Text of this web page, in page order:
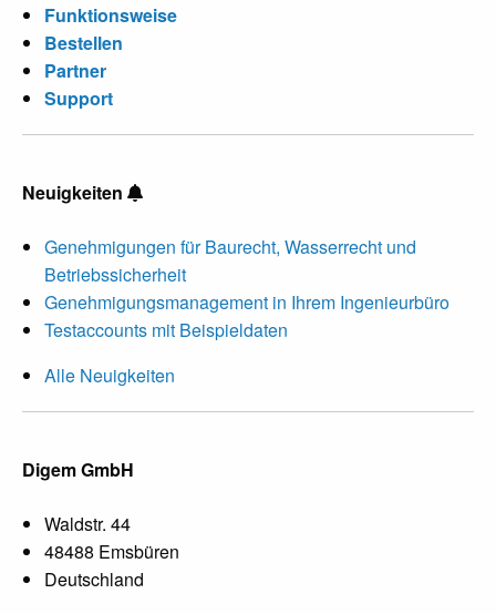
Funktionsweise
Bestellen
Partner
Support
Neuigkeiten
Genehmigungen für Baurecht, Wasserrecht und
Betriebssicherheit
Genehmigungsmanagement in Ihrem Ingenieurbüro
Testaccounts mit Beispieldaten
Alle Neuigkeiten
Digem GmbH
Waldstr. 44
48488 Emsbüren
Deutschland